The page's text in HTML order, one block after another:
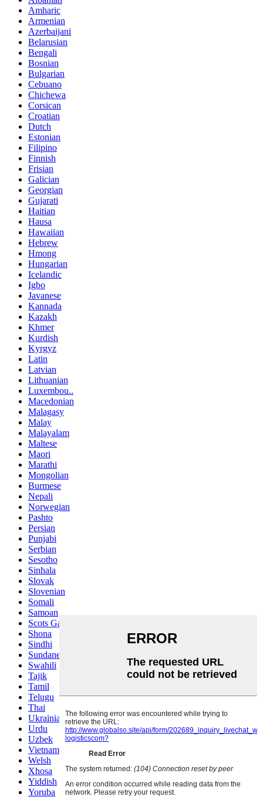
Amharic
Armenian
Azerbaijani
Belarusian
Bengali
Bosnian
Bulgarian
Cebuano
Chichewa
Corsican
Croatian
Dutch
Estonian
Filipino
Finnish
Frisian
Galician
Georgian
Gujarati
Haitian
Hausa
Hawaiian
Hebrew
Hmong
Hungarian
Icelandic
Igbo
Javanese
Kannada
Kazakh
Khmer
Kurdish
Kyrgyz
Latin
Latvian
Lithuanian
Luxembou..
Macedonian
Malagasy
Malay
Malayalam
Maltese
Maori
Marathi
Mongolian
Burmese
Nepali
Norwegian
Pashto
Persian
Punjabi
Serbian
Sesotho
Sinhala
Slovak
Slovenian
Somali
Samoan
Scots Gaelic
Shona
Sindhi
Sundanese
Swahili
Tajik
Tamil
Telugu
Thai
Ukrainian
Urdu
Uzbek
Vietnamese
Welsh
Xhosa
Yiddish
Yoruba